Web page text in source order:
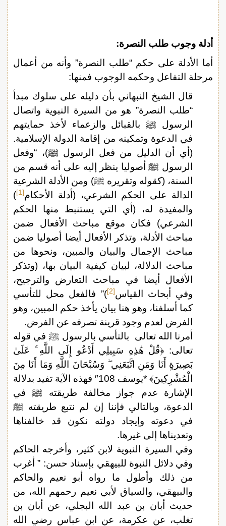
أدلة وجوب طلب النصرة:
أما الأدلة على حكم “طلب النصرة” وأنه من أعمال
مرحلة التفاعل وحكمه الوجوب فمنها:
قال الشيخ النبهاني بأن دليله على سلوك مبدأ
“طلب النصرة” هو من السيرة النبوية واتصال
الرسول ﷺ بالقبائل والزعماء لأخذ حمايتهم
في الدعوة وتمكينه من إقامة الدولة الإسلامية.
(أي أن الدليل من فعل الرسول ﷺ)، “وفعل
الرسول ﷺ أصوليا ينظر إليه على أنه قسم من
السنة، (كقوله وتقريره ﷺ) ومن الأدلة الشرعية
الدالة على الحكم الشرعي، (أدلة الأحكام[1]
)
والمفيدة له، (أي التي يستنبط منها الحكم
الشرعي) فكان موقع مباحث الأفعال ضمن
مباحث الأدلة، وتذكر الأفعال أيضا أصوليا ضمن
مباحث الإجمال والبيان والمبين، ونحوها من
مباحث الدلالة، لبيان كيفية البيان بها، (وتذكر
الأفعال أيضا في مباحث التعارض والترجيح،
وفي أبحاث القياس[2]
)” فالفعل محل للتأسي
كما أسلفنا، وهو هنا بيان يأخذ حكم المبين، وهو
الفرض لعدم وجود قرينة تصرفه عن الفرض.
أمرنا الله تعالى بالتأسي بالرسول ﷺ في قوله
تعالى: ﴿قُلْ هَٰذِهِ سَبِيلِي أَدْعُو إِلَى اللَّهِ ۚ عَلَىٰ
بَصِيرَةٍ أَنَا وَمَنِ اتَّبَعَنِي ۖ وَسُبْحَانَ اللَّهِ وَمَا أَنَا مِنَ
الْمُشْرِكِينَ﴾ *يوسف 108″ فهذه الآية تفيد بدلالة
الإشارة عدم جواز مخالفة طريقته ﷺ في
الدعوة، وبالتالي فإننا إن لم نتبع طريقته ﷺ
في دعوته وإيجاد دولته نكون قد خالفناها
وتعديناها إلى غيرها.
وفي السيرة النبوية لابن كثير، وأخرجه الحاكم
وفي دلائل النبوة للبيهقي بإسناد حسن: ” أغرب
من ذلك وأطول ما رواه أبو نعيم والحاكم
والبيهقي، والسياق لأبي نعيم رحمهم الله، من
حديث أبان بن عبد الله البجلي، عن أبان بن
تغلب، عن عكرمة، عن ابن عباس رضي الله